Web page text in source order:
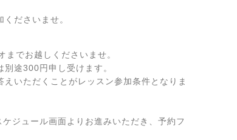
ださいませ。
でお越しくださいませ。
途300円申し受けます。
いただくことがレッスン参加条件となりま
ケジュール画面よりお進みいただき、予約フ